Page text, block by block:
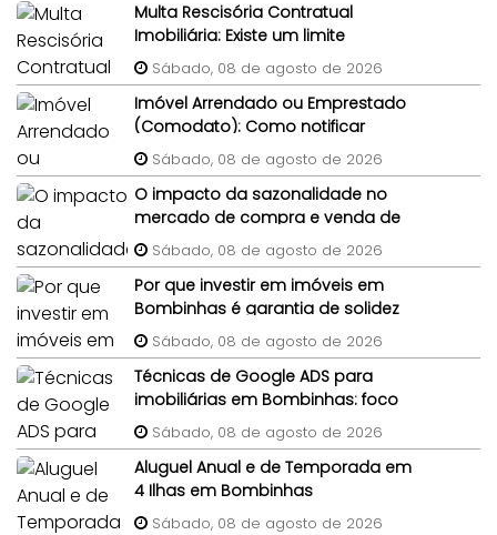
Multa Rescisória Contratual
Imobiliária: Existe um limite
percentual máximo para a multa
de quebra de contrato de
compra e venda do imóvel?
Sábado, 08 de agosto de 2026
Imóvel Arrendado ou Emprestado
(Comodato): Como notificar
legalmente um morador gratuito
para desocupar antes da venda?
Sábado, 08 de agosto de 2026
O impacto da sazonalidade no
mercado de compra e venda de
imóveis: um panorama completo
Sábado, 08 de agosto de 2026
Por que investir em imóveis em
Bombinhas é garantia de solidez
patrimonial?
Sábado, 08 de agosto de 2026
Técnicas de Google ADS para
imobiliárias em Bombinhas: foco
em imóveis de terceiros
Sábado, 08 de agosto de 2026
Aluguel Anual e de Temporada em
4 Ilhas em Bombinhas
Sábado, 08 de agosto de 2026